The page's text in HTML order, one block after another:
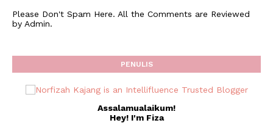
Please Don't Spam Here. All the Comments are Reviewed
by Admin.
PENULIS
Assalamualaikum!
Hey! I'm Fiza